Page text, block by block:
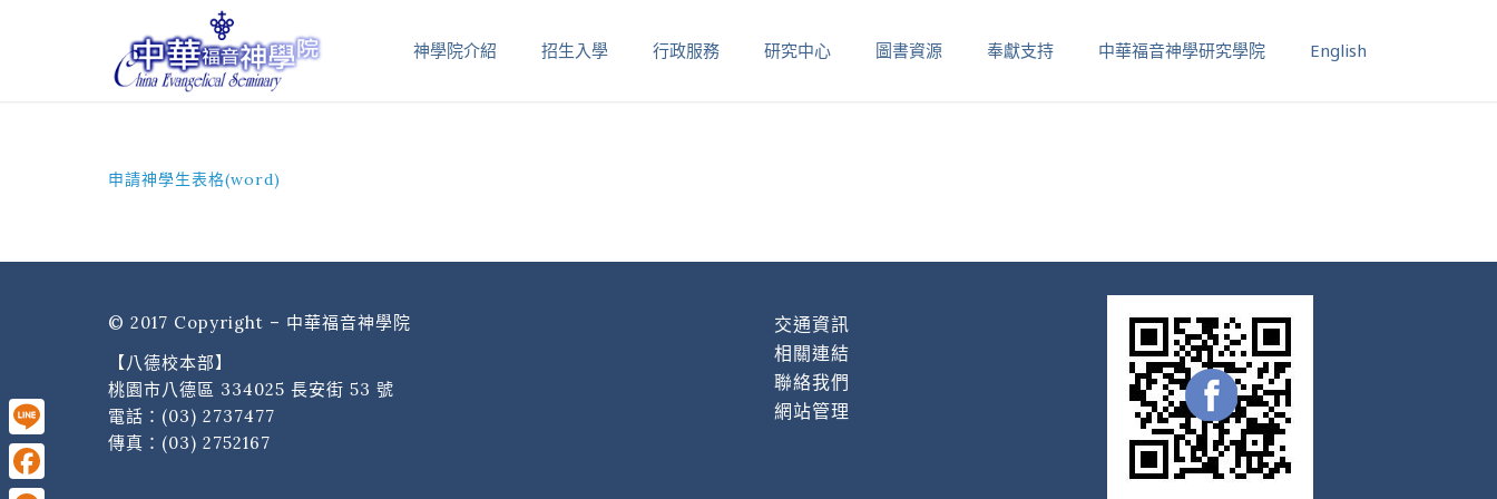
神學院介紹 招生入學 行政服務 研究中心 圖書資源 奉獻支持 中華福音神學研究學院 English
申請神學生表格(word)
© 2017 Copyright – 中華福音神學院
【八德校本部】
桃園市八德區 334025 長安街 53 號
電話： (03) 2737477
傳真：(03) 2752167
交通資訊
相關連結
聯絡我們
網站管理
Line